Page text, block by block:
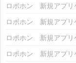
ロボホン 新規アプ
ロボホン 新規アプ
ロボホン 新規アプ
ロボホン 新規アプ